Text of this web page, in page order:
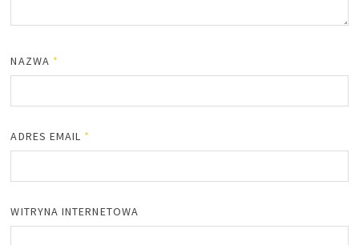
NAZWA *
ADRES EMAIL *
WITRYNA INTERNETOWA